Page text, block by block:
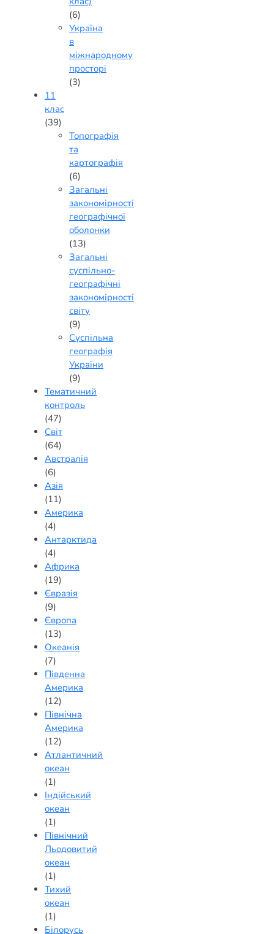
(6)
Україна
в
міжнародному
просторі
(3)
11
клас
(39)
Топографія
та
картографія
(6)
Загальні
закономірності
географічної
оболонки
(13)
Загальні
суспільно-
географічні
закономірності
світу
(9)
Суспільна
географія
України
(9)
Тематичний
контроль
(47)
Світ
(64)
Австралія
(6)
Азія
(11)
Америка
(4)
Антарктида
(4)
Африка
(19)
Євразія
(9)
Європа
(13)
Океанія
(7)
Південна
Америка
(12)
Північна
Америка
(12)
Атлантичний
океан
(1)
Індійський
океан
(1)
Північний
Льодовитий
океан
(1)
Тихий
океан
(1)
Білорусь